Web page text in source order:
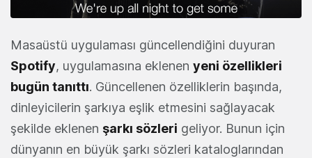
Masaüstü uygulaması güncellendiğini duyuran
Spotify, uygulamasına eklenen yeni özellikleri
bugün tanıttı. Güncellenen özelliklerin başında,
dinleyicilerin şarkıya eşlik etmesini sağlayacak
şekilde eklenen şarkı sözleri geliyor. Bunun için
dünyanın en büyük şarkı sözleri kataloglarından